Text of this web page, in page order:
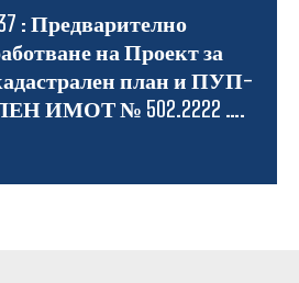
Предварително
на Проект за
план и ПУП-
ИМОТ № 502.2222 ….